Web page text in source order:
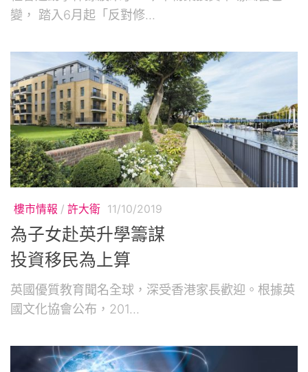
變， 踏入6月起「反對修...
樓市情報 / 許大衛 11/10/2019
為子女赴英升學籌謀
投資移民為上算
英國優質教育聞名全球，深受香港家長歡迎。根據英
國文化協會公布，201...